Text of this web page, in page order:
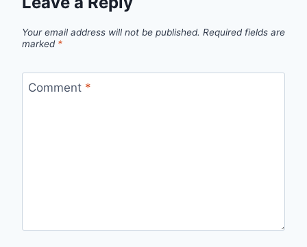
Your email address will not be published. Required fields are
marked *
Comment *